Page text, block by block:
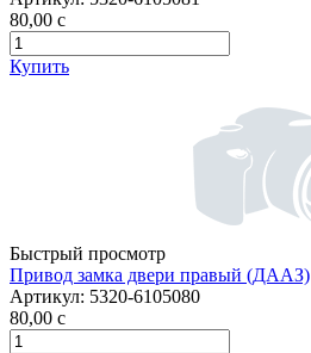
80,00 c
Купить
Быстрый просмотр
Привод замка двери правый (ДААЗ)
Артикул: 5320-6105080
80,00 c